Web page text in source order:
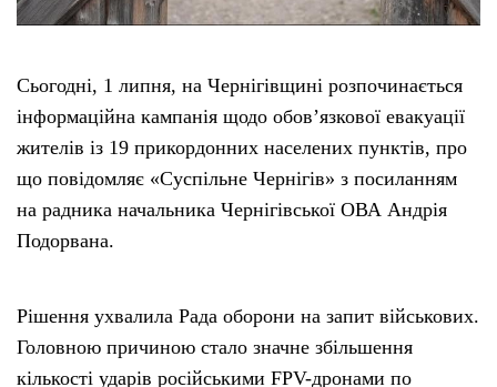
Сьогодні, 1 липня, на Чернігівщині розпочинається
інформаційна кампанія щодо обов’язкової евакуації
жителів із 19 прикордонних населених пунктів, про
що повідомляє «Суспільне Чернігів» з посиланням
на радника начальника Чернігівської ОВА Андрія
Подорвана.
Рішення ухвалила Рада оборони на запит військових.
Головною причиною стало значне збільшення
кількості ударів російськими FPV-дронами по